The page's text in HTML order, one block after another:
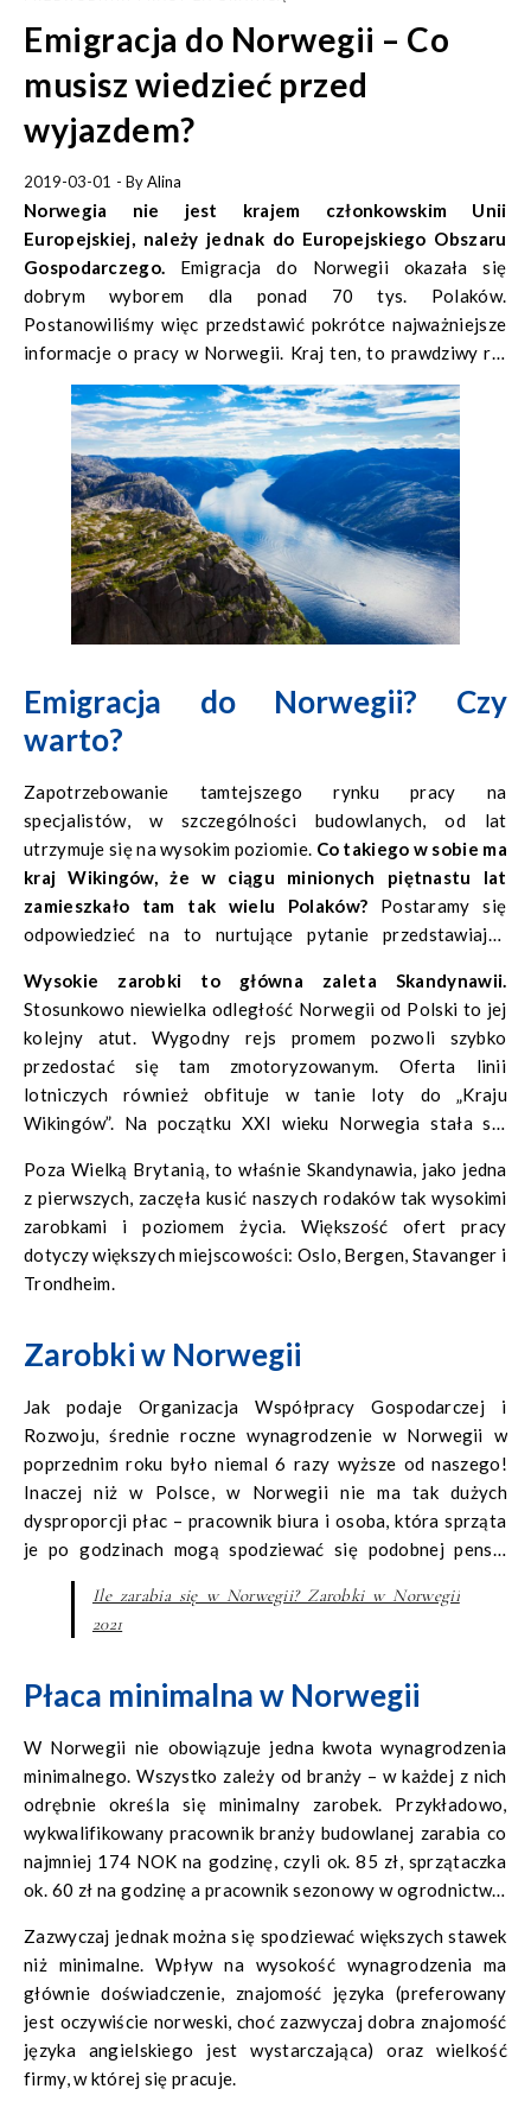
Emigracja do Norwegii – Co
musisz wiedzieć przed
wyjazdem?
2019-03-01 - ByAlina
Norwegia nie jest krajem członkowskim Unii
Europejskiej, należy jednak do Europejskiego Obszaru
Gospodarczego. Emigracja do Norwegii okazała się
dobrym wyborem dla ponad 70 tys. Polaków.
Postanowiliśmy więc przedstawić pokrótce najważniejsze
informacje o pracy w Norwegii. Kraj ten, to prawdziwy raj
zarobkowy dla naszych rodaków. Nie odstrasza ich polityka
antyemigracyjna i stosunkowo wysokie koszty życia, z
których Norwegia słynie.
Emigracja do Norwegii? Czy
warto?
Zapotrzebowanie tamtejszego rynku pracy na
specjalistów, w szczególności budowlanych, od lat
utrzymuje się na wysokim poziomie. Co takiego w sobie ma
kraj Wikingów, że w ciągu minionych piętnastu lat
zamieszkało tam tak wielu Polaków? Postaramy się
odpowiedzieć na to nurtujące pytanie przedstawiając
się skusić na podróż do krainy fiordów!
Wysokie zarobki to główna zaleta Skandynawii.
Stosunkowo niewielka odległość Norwegii od Polski to jej
kolejny atut. Wygodny rejs promem pozwoli szybko
przedostać się tam zmotoryzowanym. Oferta linii
lotniczych również obfituje w tanie loty do „Kraju
Wikingów”. Na początku XXI wieku Norwegia stała się
zarobkowi z naszego kraju.
Poza Wielką Brytanią, to właśnie Skandynawia, jako jedna
z pierwszych, zaczęła kusić naszych rodaków tak wysokimi
zarobkami i poziomem życia. Większość ofert pracy
dotyczy większych miejscowości: Oslo, Bergen, Stavanger i
Trondheim.
Zarobki w Norwegii
Jak podaje Organizacja Współpracy Gospodarczej i
Rozwoju, średnie roczne wynagrodzenie w Norwegii w
poprzednim roku było niemal 6 razy wyższe od naszego!
Inaczej niż w Polsce, w Norwegii nie ma tak dużych
dysproporcji płac – pracownik biura i osoba, która sprząta
je po godzinach mogą spodziewać się podobnej pensji.
Ciekawostką jest fakt, że Norwegii pensje są jawne i każdy
może je sprawdzić po wyszukaniu danego nazwiska.
Ile zarabia się w Norwegii? Zarobki w Norwegii
2021
Płaca minimalna w Norwegii
W Norwegii nie obowiązuje jedna kwota wynagrodzenia
minimalnego. Wszystko zależy od branży – w każdej z nich
odrębnie określa się minimalny zarobek. Przykładowo,
wykwalifikowany pracownik branży budowlanej zarabia co
najmniej 174 NOK na godzinę, czyli ok. 85 zł, sprzątaczka
ok. 60 zł na godzinę a pracownik sezonowy w ogrodnictwie
Zazwyczaj jednak można się spodziewać większych stawek
niż minimalne. Wpływ na wysokość wynagrodzenia ma
głównie doświadczenie, znajomość języka (preferowany
jest oczywiście norweski, choć zazwyczaj dobra znajomość
języka angielskiego jest wystarczająca) oraz wielkość
firmy, w której się pracuje.